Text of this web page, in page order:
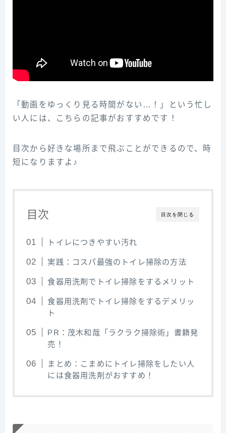
「動画をゆっくり見る時間がない…！」という忙し
い人には、こちらの記事がおすすめです！
目次から好きな場所まで飛ぶことができるので、時
短になりますよ♪
目次を閉じる
目次
トイレにつきやすい汚れ
実践：コスパ最強のトイレ掃除の方法
食器用洗剤でトイレ掃除をするメリット
食器用洗剤でトイレ掃除をするデメリッ
ト
PR：茂木和哉「ラクラク掃除術」書籍発
売！
まとめ：こまめにトイレ掃除をしたい人
には食器用洗剤がおすすめ！